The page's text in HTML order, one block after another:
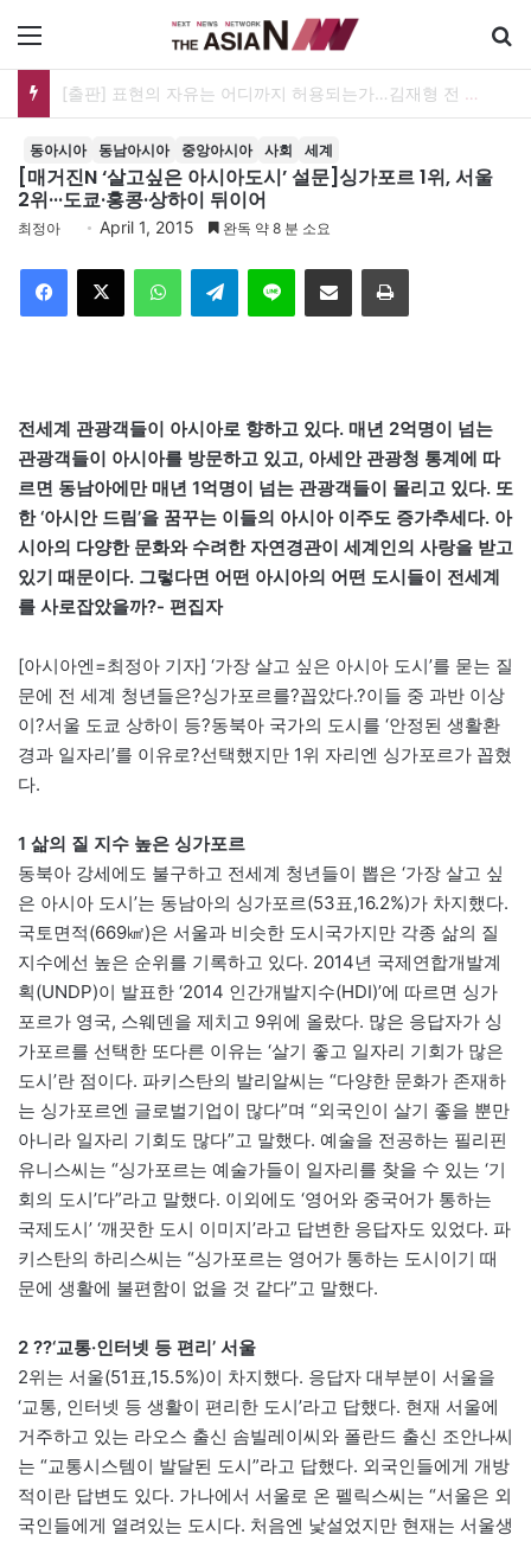
[출판] 표현의 자유는 어디까지 허용되는가…김재형 전 대법관 ‘언론과 인격권’
동아시아 동남아시아 중앙아시아 사회 세계
[매거진N ‘살고싶은 아시아도시’ 설문]싱가포르 1위, 서울
2위···도쿄·홍콩·상하이 뒤이어
최정아 April 1, 2015 완독 약 8 분 소요
Telegram 이메일
전세계 관광객들이 아시아로 향하고 있다. 매년 2억명이 넘는
관광객들이 아시아를 방문하고 있고, 아세안 관광청 통계에 따
르면 동남아에만 매년 1억명이 넘는 관광객들이 몰리고 있다. 또
한 ‘아시안 드림’을 꿈꾸는 이들의 아시아 이주도 증가추세다. 아
시아의 다양한 문화와 수려한 자연경관이 세계인의 사랑을 받고
있기 때문이다. 그렇다면 어떤 아시아의 어떤 도시들이 전세계
를 사로잡았을까?- 편집자
[아시아엔=최정아 기자] ‘가장 살고 싶은 아시아 도시’를 묻는 질
문에 전 세계 청년들은?싱가포르를?꼽았다.?이들 중 과반 이상
이?서울 도쿄 상하이 등?동북아 국가의 도시를 ‘안정된 생활환
경과 일자리’를 이유로?선택했지만 1위 자리엔 싱가포르가 꼽혔
다.
1 삶의 질 지수 높은 싱가포르
동북아 강세에도 불구하고 전세계 청년들이 뽑은 ‘가장 살고 싶
은 아시아 도시’는 동남아의 싱가포르(53표,16.2%)가 차지했다.
국토면적(669㎢)은 서울과 비슷한 도시국가지만 각종 삶의 질
지수에선 높은 순위를 기록하고 있다. 2014년 국제연합개발계
획(UNDP)이 발표한 ‘2014 인간개발지수(HDI)’에 따르면 싱가
포르가 영국, 스웨덴을 제치고 9위에 올랐다. 많은 응답자가 싱
가포르를 선택한 또다른 이유는 ‘살기 좋고 일자리 기회가 많은
도시’란 점이다. 파키스탄의 발리알씨는 “다양한 문화가 존재하
는 싱가포르엔 글로벌기업이 많다”며 “외국인이 살기 좋을 뿐만
아니라 일자리 기회도 많다”고 말했다. 예술을 전공하는 필리핀
유니스씨는 “싱가포르는 예술가들이 일자리를 찾을 수 있는 ‘기
회의 도시’다”라고 말했다. 이외에도 ‘영어와 중국어가 통하는
국제도시’ ‘깨끗한 도시 이미지’라고 답변한 응답자도 있었다. 파
키스탄의 하리스씨는 “싱가포르는 영어가 통하는 도시이기 때
문에 생활에 불편함이 없을 것 같다”고 말했다.
2 ??‘교통·인터넷 등 편리’ 서울
2위는 서울(51표,15.5%)이 차지했다. 응답자 대부분이 서울을
‘교통, 인터넷 등 생활이 편리한 도시’라고 답했다. 현재 서울에
거주하고 있는 라오스 출신 솜빌레이씨와 폴란드 출신 조안나씨
는 “교통시스템이 발달된 도시”라고 답했다. 외국인들에게 개방
적이란 답변도 있다. 가나에서 서울로 온 펠릭스씨는 “서울은 외
국인들에게 열려있는 도시다. 처음엔 낯설었지만 현재는 서울생